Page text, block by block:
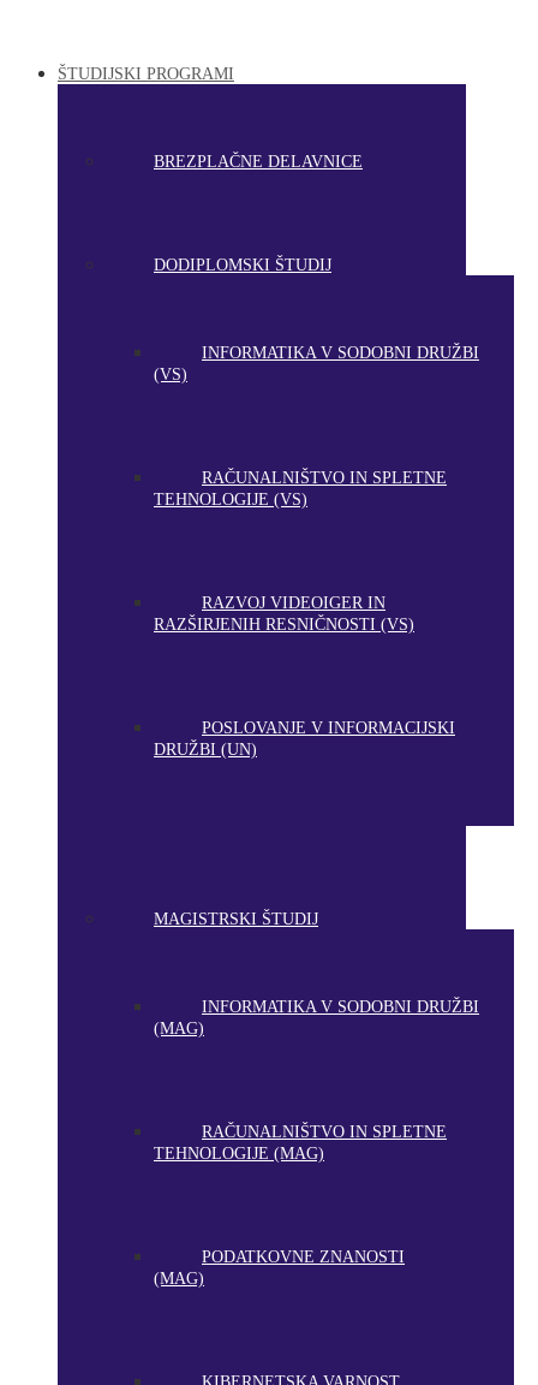
ŠTUDIJSKI PROGRAMI
BREZPLAČNE DELAVNICE
DODIPLOMSKI ŠTUDIJ
INFORMATIKA V SODOBNI DRUŽBI
(VS)
RAČUNALNIŠTVO IN SPLETNE
TEHNOLOGIJE (VS)
RAZVOJ VIDEOIGER IN
RAZŠIRJENIH RESNIČNOSTI (VS)
POSLOVANJE V INFORMACIJSKI
DRUŽBI (UN)
MAGISTRSKI ŠTUDIJ
INFORMATIKA V SODOBNI DRUŽBI
(MAG)
RAČUNALNIŠTVO IN SPLETNE
TEHNOLOGIJE (MAG)
PODATKOVNE ZNANOSTI
(MAG)